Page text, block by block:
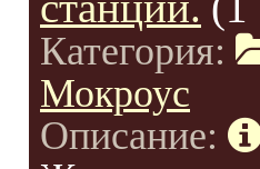
Категория:
Мокроус
Описание: